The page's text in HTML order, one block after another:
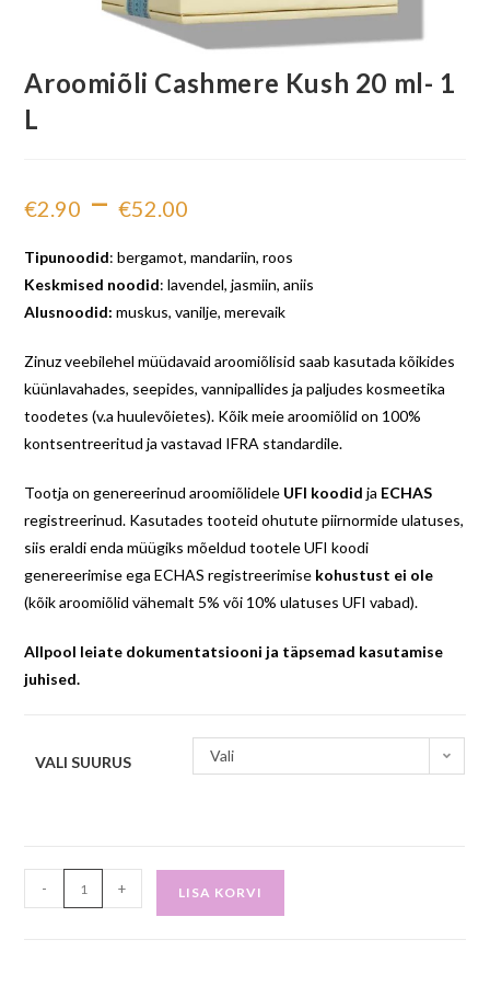
Aroomiõli Cashmere Kush 20 ml- 1
L
€2.90 – €52.00
Tipunoodid: bergamot, mandariin, roos
Keskmised noodid: lavendel, jasmiin, aniis
Alusnoodid:muskus, vanilje, merevaik
Zinuz veebilehel müüdavaid aroomiõlisid saab kasutada kõikides
küünlavahades, seepides, vannipallides ja paljudes kosmeetika
toodetes (v.a huulevõietes). Kõik meie aroomiõlid on 100%
kontsentreeritud ja vastavad IFRA standardile.
Tootja on genereerinud aroomiõlidele UFI koodid ja ECHAS
registreerinud. Kasutades tooteid ohutute piirnormide ulatuses,
siis eraldi enda müügiks mõeldud tootele UFI koodi
genereerimise ega ECHAS registreerimise kohustust ei ole
(kõik aroomiõlid vähemalt 5% või 10% ulatuses UFI vabad).
Allpool leiate dokumentatsiooni ja täpsemad kasutamise
juhised.
VALI SUURUS Vali
- + LISA KORVI